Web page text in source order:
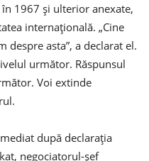
1967 şi ulterior anexate,
internaţională. „Cine
despre asta”, a declarat el.
următor. Răspunsul
Voi extinde
după declaraţia
negociatorul-şef